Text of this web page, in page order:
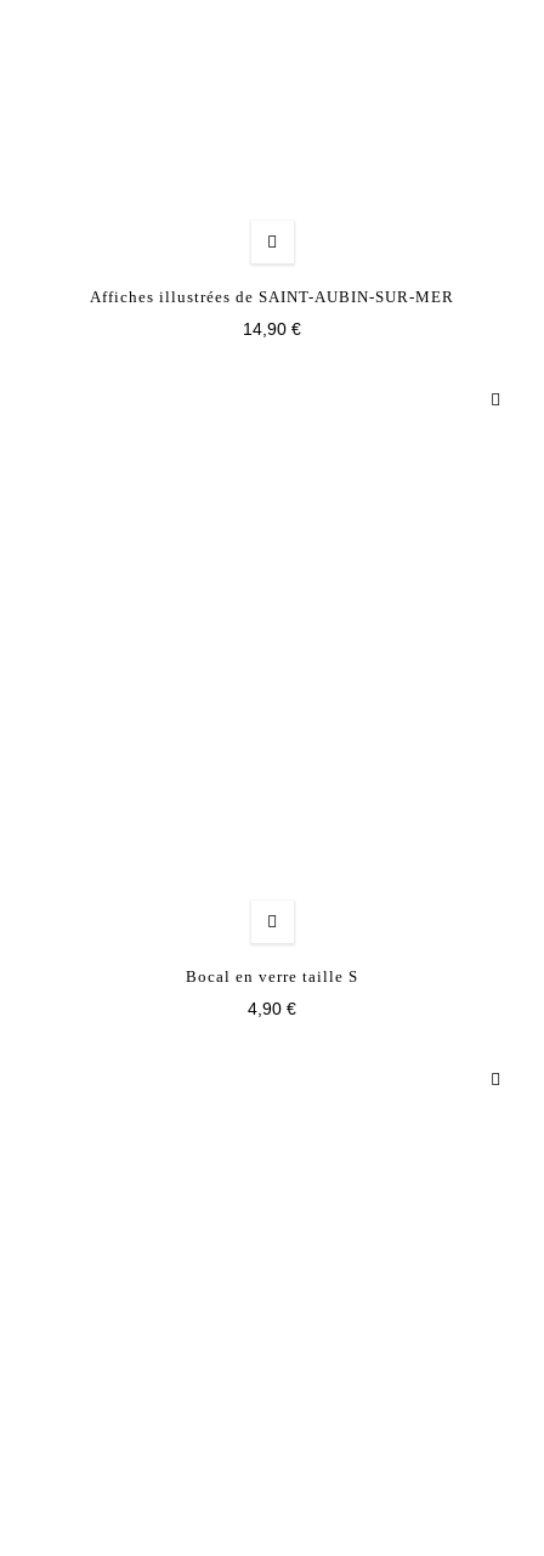
Affiches illustrées de SAINT-AUBIN-SUR-MER
14,90 €
Bocal en verre taille S
4,90 €